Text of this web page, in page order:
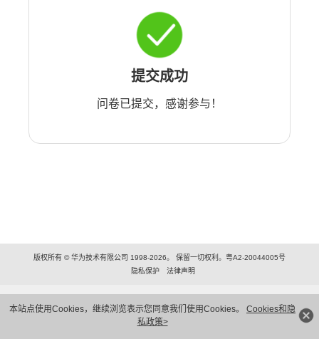
本站点使用Cookies，继续浏览表示您同意我们使用Cookies。 Cookies和隐
私政策>
提交成功
问卷已提交，感谢参与！
版权所有 © 华为技术有限公司 1998-2026。 保留一切权利。粤A2-20044005号
隐私保护
法律声明